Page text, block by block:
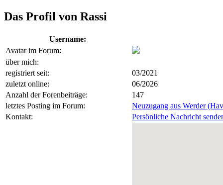
Das Profil von Rassi
Username:
Avatar im Forum:
über mich:
registriert seit:
03/2021
zuletzt online:
06/2026
Anzahl der Forenbeiträge:
147
letztes Posting im Forum:
Neuzugang aus Werder
Kontakt:
Persönliche Nachricht